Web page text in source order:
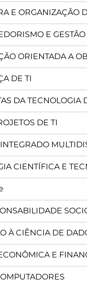
E ORGANIZAÇÃO
E
ORIENTADA A
DE TI
DA TECNOLOGIA
DE TI
CIENTÍFICA E
À CIÊNCIA DE
E